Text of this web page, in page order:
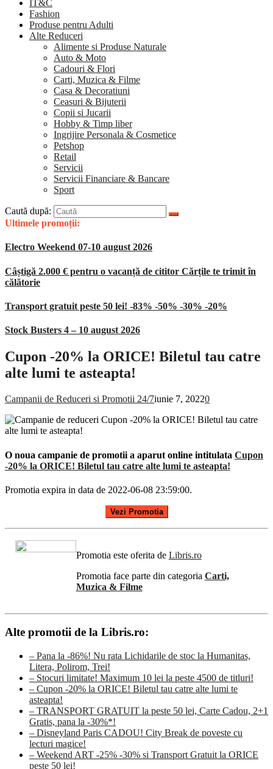
IT&C
Fashion
Produse pentru Adulti
Alte Reduceri
Alimente si Produse Naturale
Auto & Moto
Cadouri & Flori
Carti, Muzica & Filme
Casa & Decoratiuni
Ceasuri & Bijuterii
Copii si Jucarii
Hobby & Timp liber
Ingrijire Personala & Cosmetice
Petshop
Retail
Servicii
Servicii Financiare & Bancare
Sport
Caută după:
Ultimele promoții:
Electro Weekend 07-10 august 2026
Câștigă 2.000 € pentru o vacanță de cititor Cărțile te trimit în
călătorie
Transport gratuit peste 50 lei! -83% -50% -30% -20%
Stock Busters 4 – 10 august 2026
Cupon -20% la ORICE! Biletul tau catre
alte lumi te asteapta!
Campanii de Reduceri si Promotii 24/7iunie 7, 20220
O noua campanie de promotii a aparut online intitulata Cupon
-20% la ORICE! Biletul tau catre alte lumi te asteapta!
Promotia expira in data de 2022-06-08 23:59:00.
Vezi Promotia
Promotia este oferita de Libris.ro
Promotia face parte din categoria Carti,
Muzica & Filme
Alte promotii de la Libris.ro:
– Pana la -86%! Nu rata Lichidarile de stoc la Humanitas,
Litera, Polirom, Trei!
– Stocuri limitate! Maximum 10 lei la peste 4500 de titluri!
– Cupon -20% la ORICE! Biletul tau catre alte lumi te
asteapta!
– TRANSPORT GRATUIT la peste 50 lei, Carte Cadou, 2+1
Gratis, pana la -30%*!
– Disneyland Paris CADOU! City Break de poveste cu
lecturi magice!
– Weekend ART -25% -30% si Transport Gratuit la ORICE
peste 50 lei!